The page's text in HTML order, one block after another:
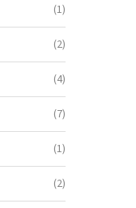
(1)
(2)
(4)
(7)
(1)
(2)